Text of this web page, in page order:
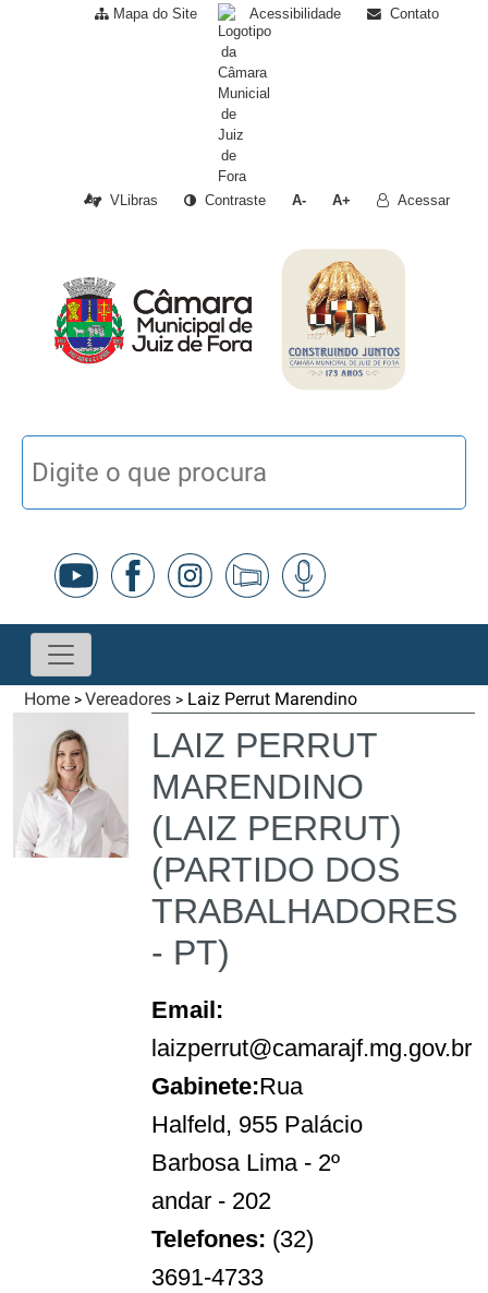
Mapa do Site Acessibilidade Contato
VLibras Contraste A- A+ Acessar
Home >Vereadores > Laiz Perrut Marendino
LAIZ PERRUT
MARENDINO
(LAIZ PERRUT)
(PARTIDO DOS
TRABALHADORES
- PT)
Email:
laizperrut@camarajf.mg.gov.br
Gabinete:Rua
Halfeld, 955 Palácio
Barbosa Lima - 2º
andar - 202
Telefones: (32)
3691-4733